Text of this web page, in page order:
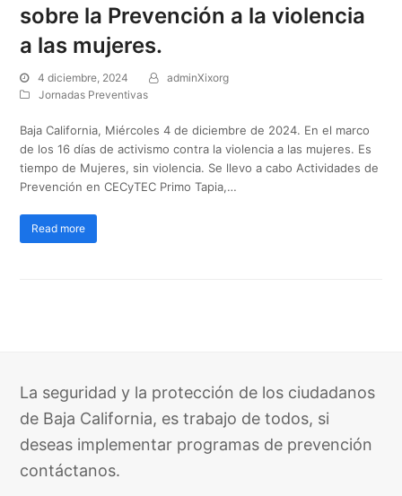
sobre la Prevención a la violencia
a las mujeres.
4 diciembre, 2024
adminXixorg
Jornadas Preventivas
Baja California, Miércoles 4 de diciembre de 2024. En el marco
de los 16 días de activismo contra la violencia a las mujeres. Es
tiempo de Mujeres, sin violencia. Se llevo a cabo Actividades de
Prevención en CECyTEC Primo Tapia,…
Read more
La seguridad y la protección de los ciudadanos
de Baja California, es trabajo de todos, si
deseas implementar programas de prevención
contáctanos.